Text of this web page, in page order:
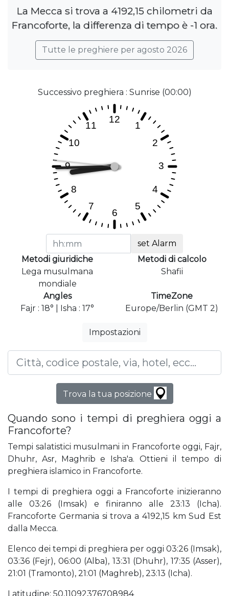
La Mecca si trova a 4192,15 chilometri da
Francoforte, la differenza di tempo è -1 ora.
Tutte le preghiere per agosto 2026
Successivo preghiera : Sunrise (00:00)
set Alarm
Metodi giuridiche
Lega musulmana
mondiale
Metodi di calcolo
Shafii
Angles
Fajr : 18° | Isha : 17°
TimeZone
Europe/Berlin (GMT 2)
Impostazioni
Trova la tua posizione
Quando sono i tempi di preghiera oggi a
Francoforte?
Tempi salatistici musulmani in Francoforte oggi, Fajr,
Dhuhr, Asr, Maghrib e Isha'a. Ottieni il tempo di
preghiera islamico in Francoforte.
I tempi di preghiera oggi a Francoforte inizieranno
alle 03:26 (Imsak) e finiranno alle 23:13 (Icha).
Francoforte Germania si trova a 4192,15 km Sud Est
dalla Mecca.
Elenco dei tempi di preghiera per oggi 03:26 (Imsak),
03:36 (Fejr), 06:00 (Alba), 13:31 (Dhuhr), 17:35 (Asser),
21:01 (Tramonto), 21:01 (Maghreb), 23:13 (Icha).
Latitudine: 50,11092376708984